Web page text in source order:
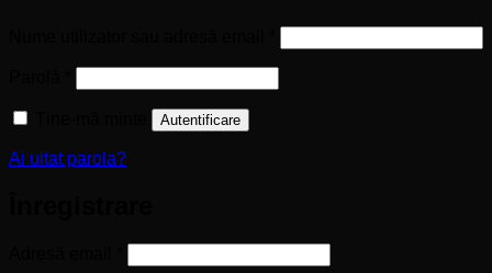
Autentificare
Ai uitat parola?